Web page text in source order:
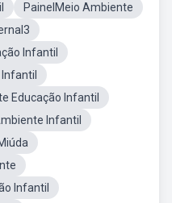
PainelMeio Ambiente
Infantil
Educação Infantil
Infantil
Infantil